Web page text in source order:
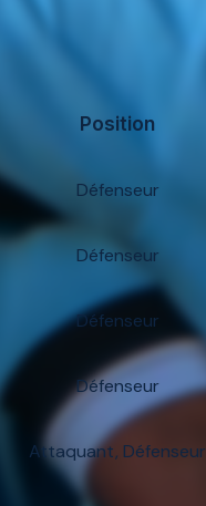
Position
Défenseur
Défenseur
Défenseur
Défenseur
Attaquant, Défenseur